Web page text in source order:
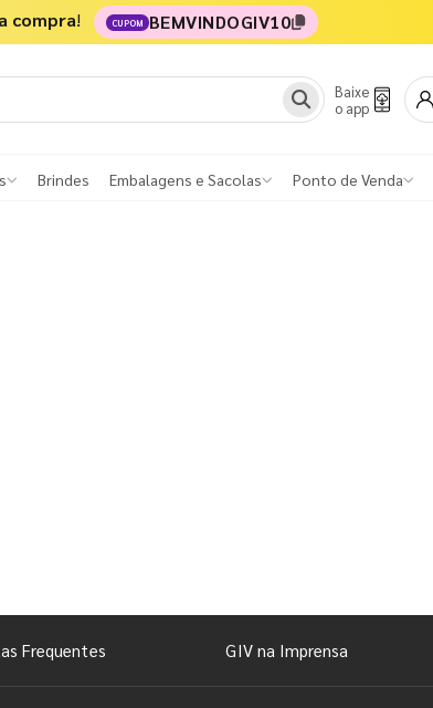
compra! CUPOM BEMVINDOGIV10
Baixe
o app
Brindes Embalagens e Sacolas Ponto de Venda
Frequentes GIV na Imprensa